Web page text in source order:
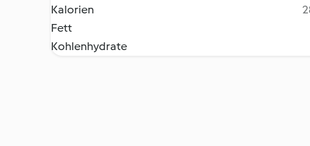
Kalorien
Fett
Kohlenhydrate